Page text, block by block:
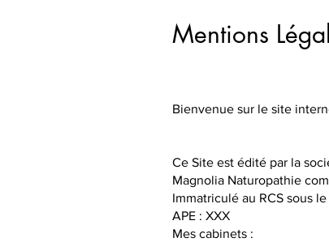
Mentions
Bienvenue sur le site
Ce Site est édité par la
Magnolia Naturopathie
Immatriculé au RCS sous
APE : XXX
Mes cabinets :